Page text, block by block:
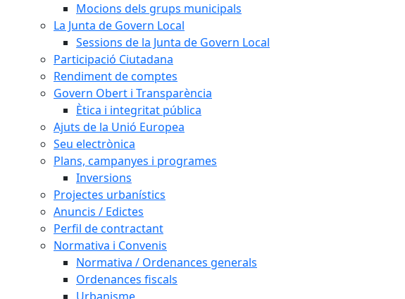
Mocions dels grups municipals
La Junta de Govern Local
Sessions de la Junta de Govern Local
Participació Ciutadana
Rendiment de comptes
Govern Obert i Transparència
Ètica i integritat pública
Ajuts de la Unió Europea
Seu electrònica
Plans, campanyes i programes
Inversions
Projectes urbanístics
Anuncis / Edictes
Perfil de contractant
Normativa i Convenis
Normativa / Ordenances generals
Ordenances fiscals